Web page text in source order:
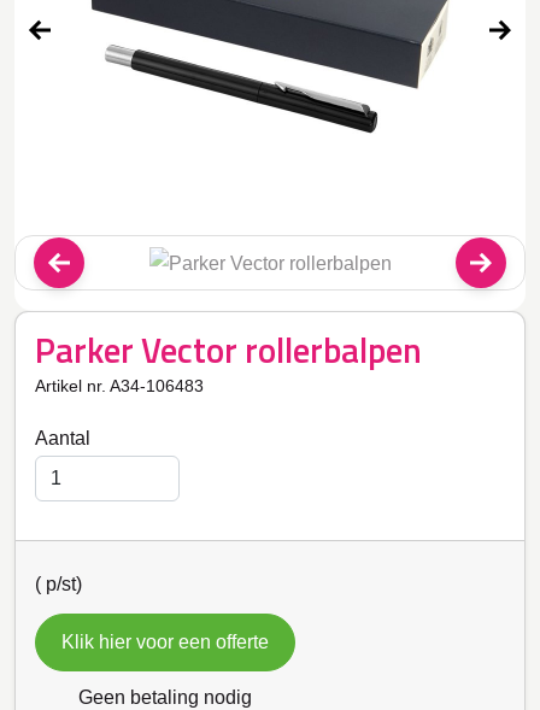
Parker Vector rollerbalpen
Artikel nr. A34-106483
Aantal
( p/st)
Klik hier voor een offerte
Geen betaling nodig